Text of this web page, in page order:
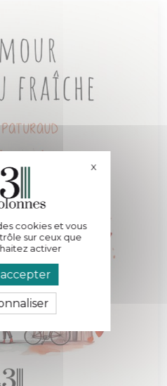
cookies et vous
sur ceux que
activer
X